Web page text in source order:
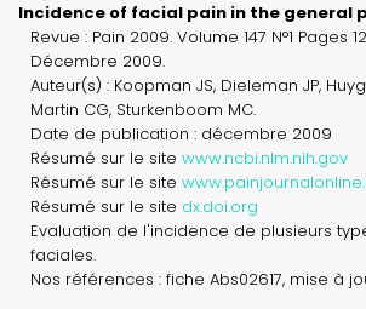
Incidence of facial pain in the general
Revue : Pain 2009. Volume 147 N°1 Pages
Décembre 2009.
Auteur(s) : Koopman JS, Dieleman JP,
Martin CG, Sturkenboom MC.
Date de publication : décembre 2009
Résumé sur le site www.ncbi.nlm.nih.gov
Résumé sur le site
Résumé sur le site dx.doi.org
Evaluation de l'incidence de plusieurs
faciales.
Nos références : fiche Abs02617, mise à